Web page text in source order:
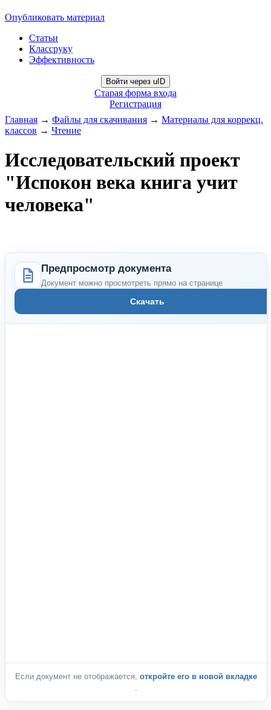
Опубликовать материал
Статьи
Классруку
Эффективность
Войти через uID
Старая форма входа
Регистрация
Главная → Файлы для скачивания → Материалы для коррекц.
классов → Чтение
Исследовательский проект
"Испокон века книга учит
человека"
Предпросмотр документа
Документ можно просмотреть прямо на странице
Скачать
Если документ не отображается, откройте его в новой вкладке